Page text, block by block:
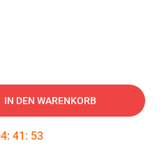
IN DEN WARENKORB
: 41 : 53